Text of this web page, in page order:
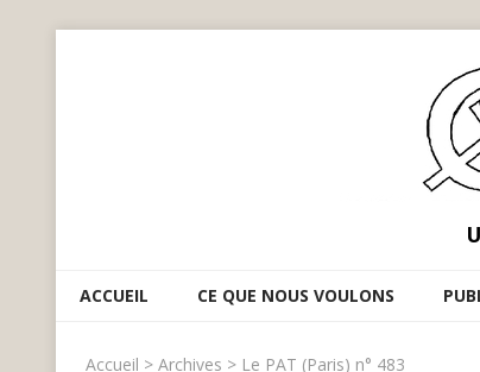
ACCUEIL CE QUE NOUS VOULONS
Accueil > Archives > Le PAT (Paris) n° 483